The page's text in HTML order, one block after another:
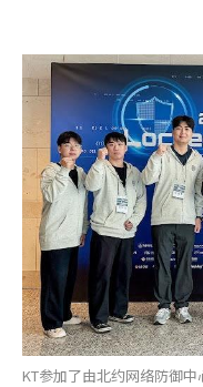
KT参加了由北约网络防御